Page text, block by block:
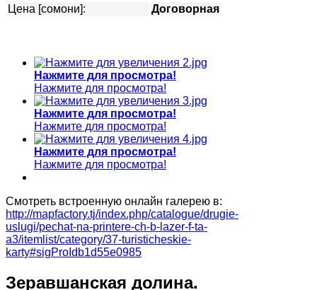
Цена [сомони]:
Договорная
Нажмите для просмотра!
Нажмите для просмотра!
Нажмите для просмотра!
Нажмите для просмотра!
Нажмите для просмотра!
Нажмите для просмотра!
Смотреть встроенную онлайн галерею в:
http://mapfactory.tj/index.php/catalogue/drugie-
uslugi/pechat-na-printere-ch-b-lazer-f-ta-
a3/itemlist/category/37-turisticheskie-
karty#sigProIdb1d55e0985
Зеравшанская долина.